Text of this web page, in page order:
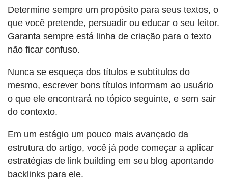
Determine sempre um propósito para seus textos, o
que você pretende, persuadir ou educar o seu leitor.
Garanta sempre está linha de criação para o texto
não ficar confuso.
Nunca se esqueça dos títulos e subtítulos do
mesmo, escrever bons títulos informam ao usuário
o que ele encontrará no tópico seguinte, e sem sair
do contexto.
Em um estágio um pouco mais avançado da
estrutura do artigo, você já pode começar a aplicar
estratégias de link building em seu blog apontando
backlinks para ele.